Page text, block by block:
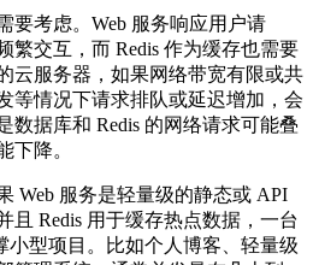
考虑。Web 服务响应用户请
繁交互，而 Redis 作为缓存也需要
云服务器，如果网络带宽有限或共
等情况下请求排队或延迟增加，会
数据库和 Redis 的网络请求可能叠
下降。
服务是轻量级的静态或 API
且 Redis 用于缓存热点数据，一台
小型项目。比如个人博客、轻量级